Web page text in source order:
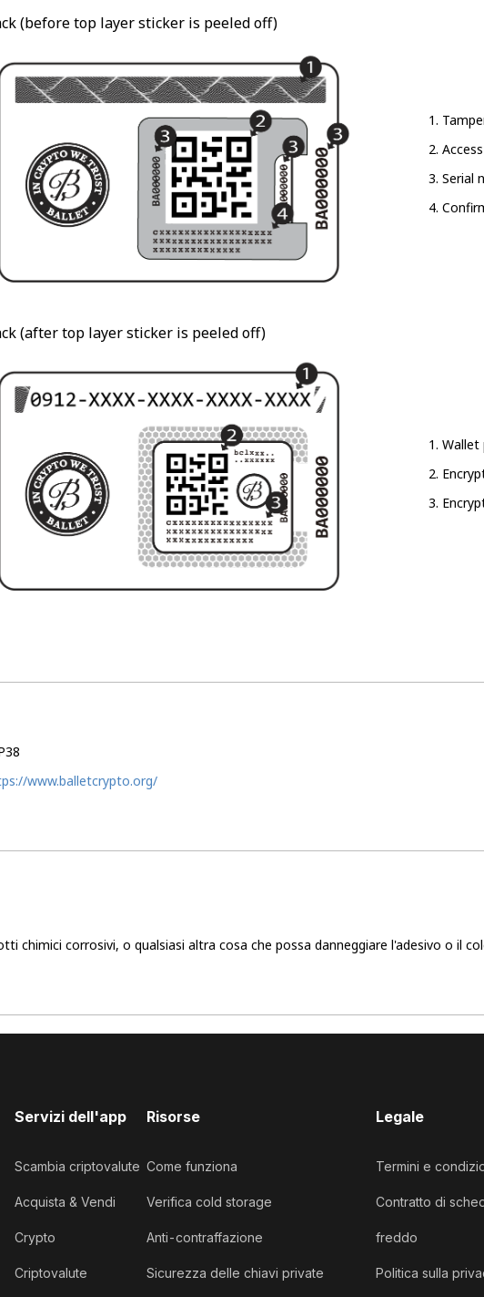
(before top layer sticker is peeled off)
Serial
(after top layer sticker is peeled off)
Wallet
www.balletcrypto.org/
chimici corrosivi, o qualsiasi altra cosa che possa danneggiare l'adesivo o il
Servizi dell'app
Scambia criptovalute
Acquista & Vendi
Crypto
Criptovalute
Risorse
Come funziona
Verifica cold storage
Anti-contraffazione
Sicurezza delle chiavi private
Legale
Termini e
Contratto di
freddo
Politica sulla